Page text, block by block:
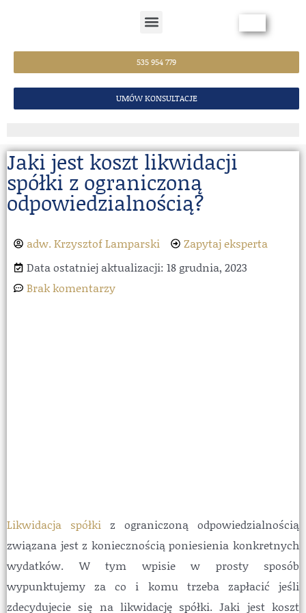
535 954 779
UMÓW KONSULTACJE
Jaki jest koszt likwidacji
spółki z ograniczoną
odpowiedzialnością?
adw. Krzysztof Lamparski
Zapytaj eksperta
Data ostatniej aktualizacji: 18 grudnia, 2023
Brak komentarzy
Likwidacja spółki z ograniczoną odpowiedzialnością
związana jest z koniecznością poniesienia konkretnych
wydatków. W tym wpisie w prosty sposób
wypunktujemy za co i komu trzeba zapłacić jeśli
zdecydujecie się na likwidację spółki. Jaki jest koszt